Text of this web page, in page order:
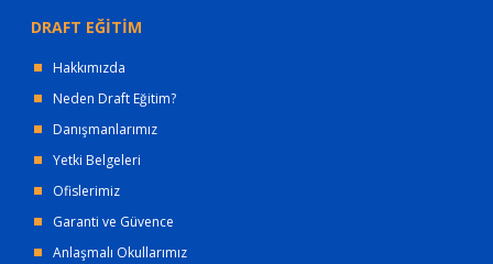
DRAFT EĞİTİM
Hakkımızda
Neden Draft Eğitim?
Danışmanlarımız
Yetki Belgeleri
Ofislerimiz
Garanti ve Güvence
Anlaşmalı Okullarımız